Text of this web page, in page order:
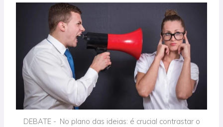
DEBATE - No plano das ideias: é crucial contrastar o